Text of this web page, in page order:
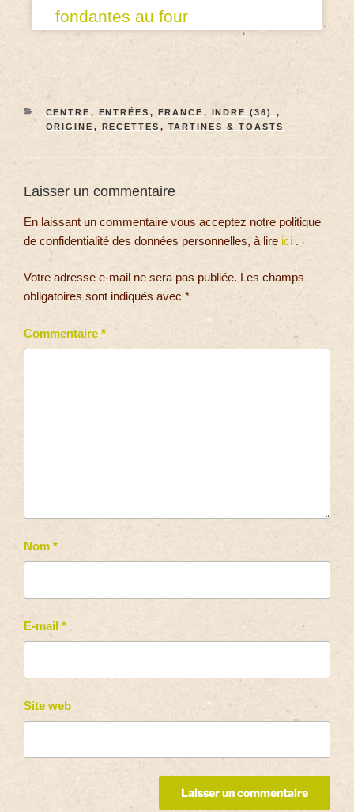
fondantes au four
CENTRE , ENTRÉES , FRANCE , INDRE (36) ,
ORIGINE , RECETTES , TARTINES & TOASTS
Laisser un commentaire
En laissant un commentaire vous acceptez notre politique
de confidentialité des données personnelles, à lire ici .
Votre adresse e-mail ne sera pas publiée. Les champs
obligatoires sont indiqués avec *
Commentaire *
Nom *
E-mail *
Site web